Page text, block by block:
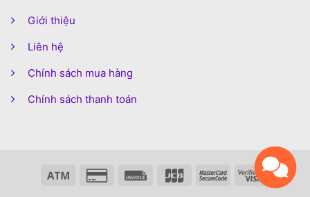
Giới thiệu
Liên hệ
Chính sách mua hàng
Chính sách thanh toán